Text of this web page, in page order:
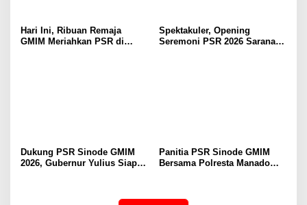
Hari Ini, Ribuan Remaja
GMIM Meriahkan PSR di
Spektakuler, Opening
Seremoni PSR 2026 Sarana
Dukung PSR Sinode GMIM
2026, Gubernur Yulius Siap
Panitia PSR Sinode GMIM
Bersama Polresta Manado